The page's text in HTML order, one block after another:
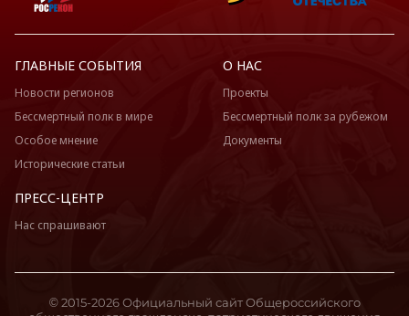
ГЛАВНЫЕ СОБЫТИЯ
Новости регионов
Бессмертный полк в мире
Особое мнение
Исторические статьи
О НАС
Проекты
Бессмертный полк за рубежом
Документы
ПРЕСС-ЦЕНТР
Нас спрашивают
© 2015-2026 Официальный сайт Общероссийского